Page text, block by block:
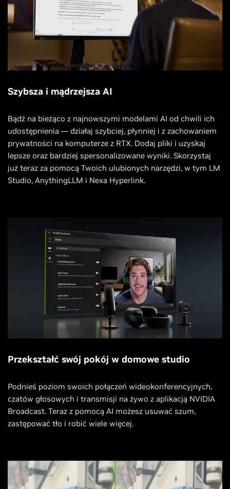
Szybsza i mądrzejsza AI
Bądź na bieżąco z najnowszymi modelami AI od chwili ich
udostępnienia — działaj szybciej, płynniej i z zachowaniem
prywatności na komputerze z RTX. Dodaj pliki i uzyskaj
lepsze oraz bardziej spersonalizowane wyniki. Skorzystaj
już teraz za pomocą Twoich ulubionych narzędzi, w tym LM
Studio, AnythingLLM i Nexa Hyperlink.
Przekształć swój pokój w domowe studio
Podnieś poziom swoich połączeń wideokonferencyjnych,
czatów głosowych i transmisji na żywo z aplikacją NVIDIA
Broadcast. Teraz z pomocą AI możesz usuwać szum,
zastępować tło i robić wiele więcej.